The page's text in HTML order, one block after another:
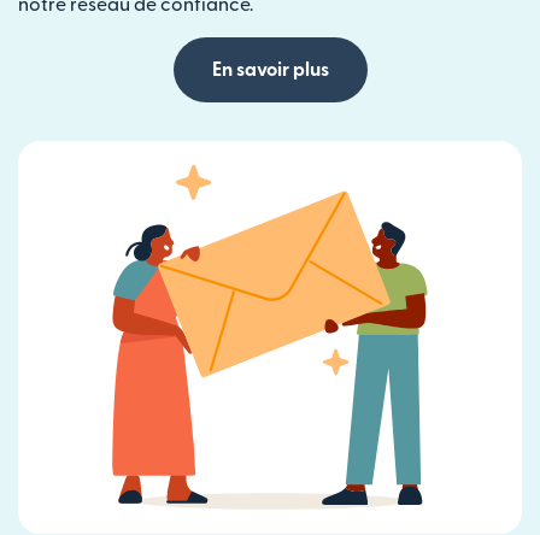
notre réseau de confiance.
En savoir plus